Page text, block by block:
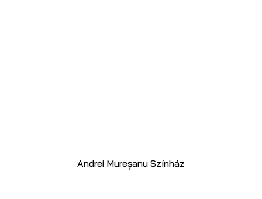
Andrei Mureșanu Színház